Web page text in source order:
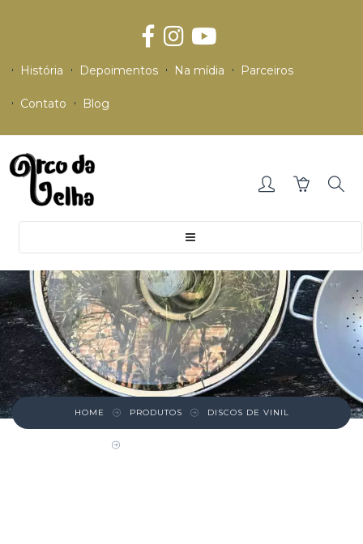
História Depoimentos Na mídia Parceiros
Contato Blog
HOME PRODUTOS DISCOS DE VINIL